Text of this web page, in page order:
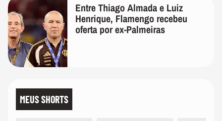
Entre Thiago Almada e Luiz
Henrique, Flamengo recebeu
oferta por ex-Palmeiras
MEUS SHORTS